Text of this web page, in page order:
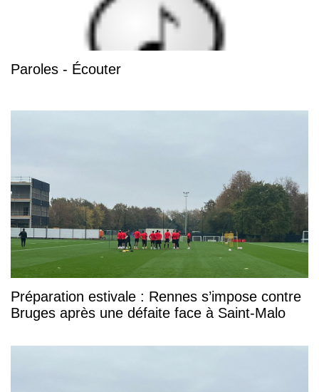
Paroles - Écouter
Préparation estivale : Rennes s’impose contre
Bruges après une défaite face à Saint-Malo